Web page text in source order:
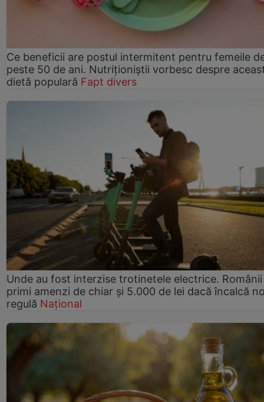
Ce beneficii are postul intermitent pentru femeile
peste 50 de ani. Nutriționiștii vorbesc despre
dietă populară Fapt divers
Unde au fost interzise trotinetele electrice.
primi amenzi de chiar și 5.000 de lei dacă încalcă
regulă Național